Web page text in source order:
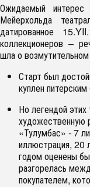
Ожидаемый интерес
Мейерхольда
датированное
коллекционеров –
шла о
Старт был
куплен
Но легендой этих
художественную
«Тулумбас» - 7
иллюстрация, 20
годом оценены
разгорелась
покупателем,